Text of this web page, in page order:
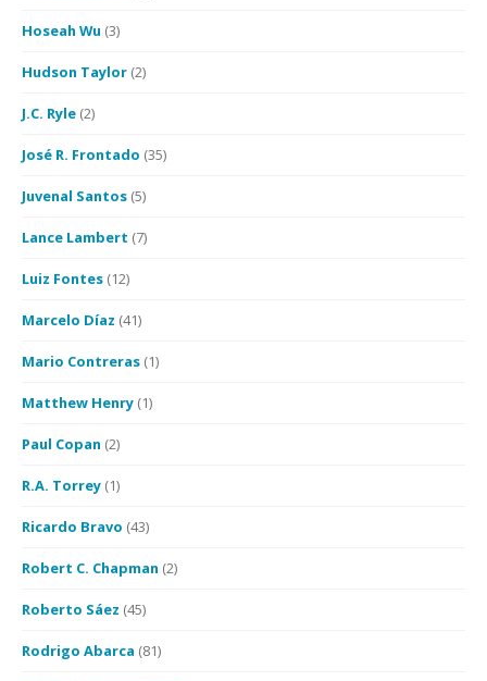
Hoseah Wu (3)
Hudson Taylor (2)
J.C. Ryle (2)
José R. Frontado (35)
Juvenal Santos (5)
Lance Lambert (7)
Luiz Fontes (12)
Marcelo Díaz (41)
Mario Contreras (1)
Matthew Henry (1)
Paul Copan (2)
R.A. Torrey (1)
Ricardo Bravo (43)
Robert C. Chapman (2)
Roberto Sáez (45)
Rodrigo Abarca (81)